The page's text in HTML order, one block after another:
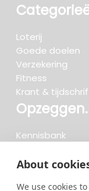
About
We use cookies
Loterij
Goede doelen
Verzekering
Fitness
Krant &
Kennisbank
Beoordelingen